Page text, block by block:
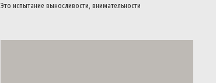
Это испытание выносливости, внимательности